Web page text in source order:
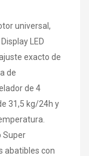
universal,
LED
exacto de
de
de 4
31,5 kg/24h y
Super
abatibles con